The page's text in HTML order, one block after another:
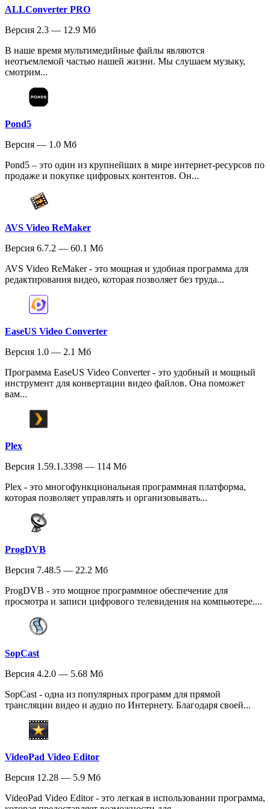
ALLConverter PRO
Версия 2.3 — 12.9 Мб
В наше время мультимедийные файлы являются
неотъемлемой частью нашей жизни. Мы слушаем музыку,
смотрим...
Pond5
Версия — 1.0 Мб
Pond5 – это один из крупнейших в мире интернет-ресурсов по
продаже и покупке цифровых контентов. Он...
AVS Video ReMaker
Версия 6.7.2 — 60.1 Мб
AVS Video ReMaker - это мощная и удобная программа для
редактирования видео, которая позволяет без труда...
EaseUS Video Converter
Версия 1.0 — 2.1 Мб
Программа EaseUS Video Converter - это удобный и мощный
инструмент для конвертации видео файлов. Она поможет
вам...
Plex
Версия 1.59.1.3398 — 114 Мб
Plex - это многофункциональная программная платформа,
которая позволяет управлять и организовывать...
ProgDVB
Версия 7.48.5 — 22.2 Мб
ProgDVB - это мощное программное обеспечение для
просмотра и записи цифрового телевидения на компьютере....
SopCast
Версия 4.2.0 — 5.68 Мб
SopCast - одна из популярных программ для прямой
трансляции видео и аудио по Интернету. Благодаря своей...
VideoPad Video Editor
Версия 12.28 — 5.9 Мб
VideoPad Video Editor - это легкая в использовании программа,